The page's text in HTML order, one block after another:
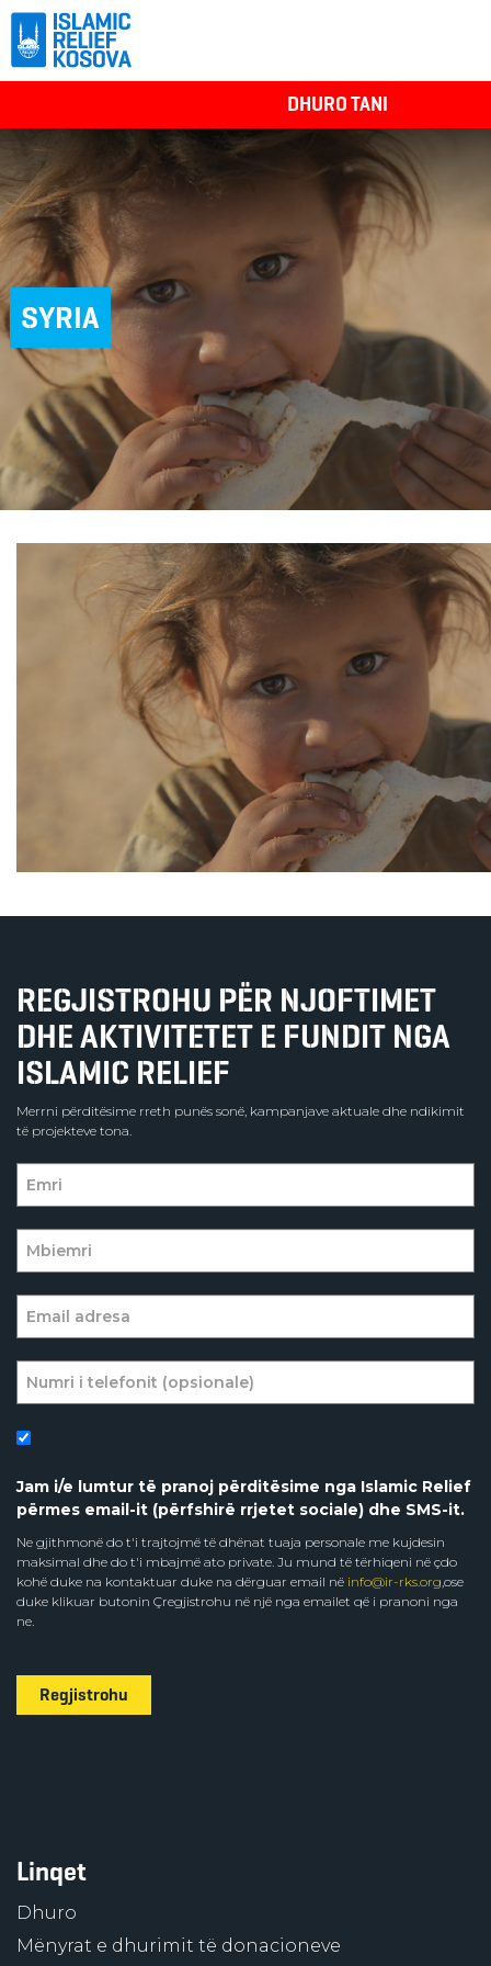
DHURO TANI
SYRIA
REGJISTROHU PËR NJOFTIMET
DHE AKTIVITETET E FUNDIT NGA
ISLAMIC RELIEF
Merrni përditësime rreth punës sonë, kampanjave aktuale dhe ndikimit
të projekteve tona.
Jam i/e lumtur të pranoj përditësime nga Islamic Relief
përmes email-it (përfshirë rrjetet sociale) dhe SMS-it.
Ne gjithmonë do t'i trajtojmë të dhënat tuaja personale me kujdesin
maksimal dhe do t'i mbajmë ato private. Ju mund të tërhiqeni në çdo
kohë duke na kontaktuar duke na dërguar email në info@ir-rks.org,ose
duke klikuar butonin Çregjistrohu në një nga emailet që i pranoni nga
ne.
Regjistrohu
Linqet
Dhuro
Mënyrat e dhurimit të donacioneve